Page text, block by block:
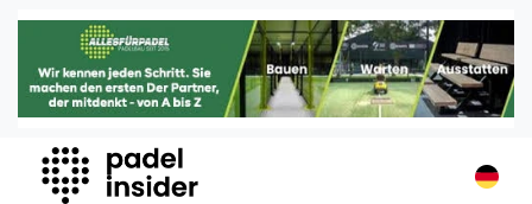
Padel Insider
Home
Organisationen